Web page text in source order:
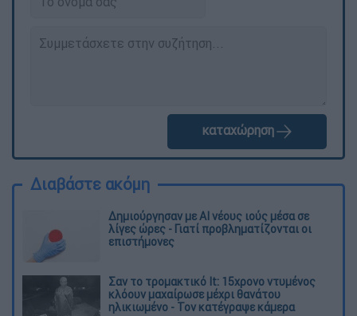
καταχώρηση
Διαβάστε ακόμη
Δημιούργησαν με AI νέους ιούς μέσα σε
λίγες ώρες - Γιατί προβληματίζονται οι
επιστήμονες
Σαν το τρομακτικό It: 15χρονο ντυμένος
κλόουν μαχαίρωσε μέχρι θανάτου
ηλικιωμένο - Τον κατέγραψε κάμερα